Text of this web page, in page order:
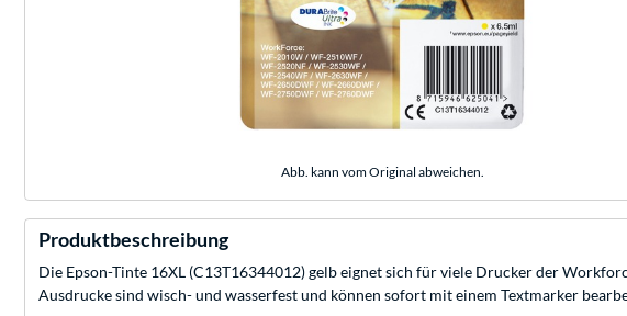
Abb. kann vom Original abweichen.
Produktbeschreibung
Die Epson-Tinte 16XL (C13T16344012) gelb eignet sich für viele Drucker der
Ausdrucke sind wisch- und wasserfest und können sofort mit einem Textmarker